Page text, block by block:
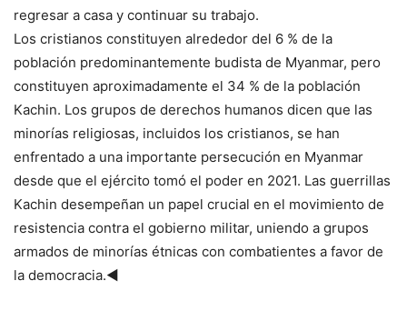
regresar a casa y continuar su trabajo.
Los cristianos constituyen alrededor del 6 % de la
población predominantemente budista de Myanmar, pero
constituyen aproximadamente el 34 % de la población
Kachin. Los grupos de derechos humanos dicen que las
minorías religiosas, incluidos los cristianos, se han
enfrentado a una importante persecución en Myanmar
desde que el ejército tomó el poder en 2021. Las guerrillas
Kachin desempeñan un papel crucial en el movimiento de
resistencia contra el gobierno militar, uniendo a grupos
armados de minorías étnicas con combatientes a favor de
la democracia.◄